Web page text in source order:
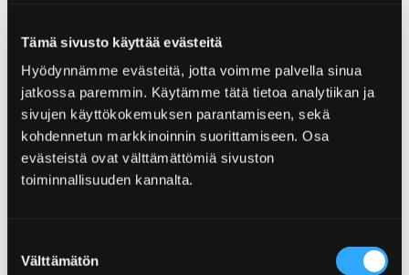
Tämä sivusto käyttää evästeitä
Hyödynnämme evästeitä, jotta voimme palvella sinua
jatkossa paremmin. Käytämme tätä tietoa analytiikan ja
sivujen käyttökokemuksen parantamiseen, sekä
kohdennetun markkinoinnin suorittamiseen. Osa
evästeistä ovat välttämättömiä sivuston
toiminnallisuuden kannalta.
valinta
Välttämätön
Weitere
Übernachtungsmöglichkeiten
Kein Hotel, keine Hütte, aber doch nicht so
blöd. Hier finden Sie unter anderem Camping-
und Apartment-Alternativen im Raum Pori.